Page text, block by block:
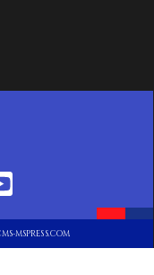
MSPRESS.COM